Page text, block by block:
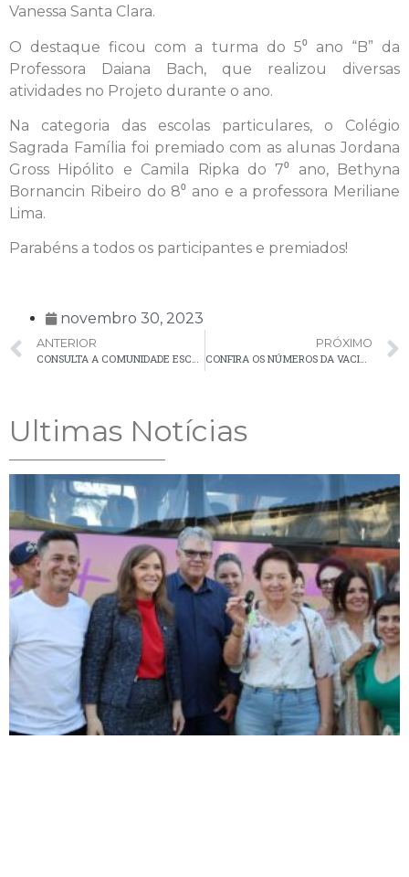
Vanessa Santa Clara.
O destaque ficou com a turma do 5⁰ ano “B” da
Professora Daiana Bach, que realizou diversas
atividades no Projeto durante o ano.
Na categoria das escolas particulares, o Colégio
Sagrada Família foi premiado com as alunas Jordana
Gross Hipólito e Camila Ripka do 7⁰ ano, Bethyna
Bornancin Ribeiro do 8⁰ ano e a professora Meriliane
Lima.
Parabéns a todos os participantes e premiados!
novembro 30, 2023
ANTERIOR
CONSULTA A COMUNIDADE ESCOLAR PARA IMPLANTAÇÃO DE ESCOLA CÍVICO-MILITAR NA ESCOLA PROFESSOR GABRIEL PRESTES
PRÓXIMO
CONFIRA OS NÚMEROS DA VACINAÇÃO CONTRA A COVID-19 EM PALMEIRA
Ultimas Notícias